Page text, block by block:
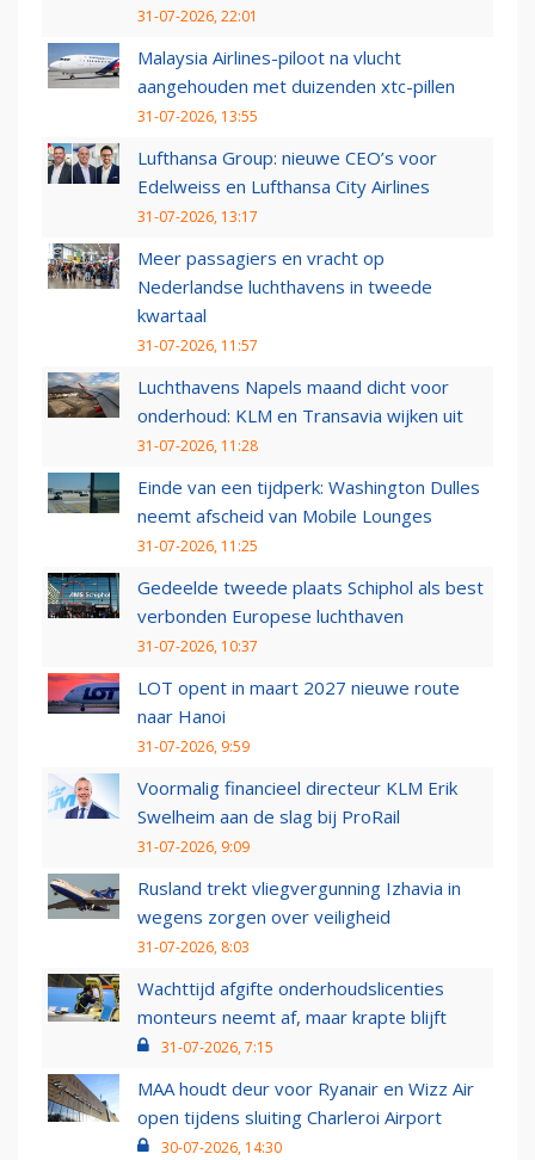
31-07-2026, 22:01
Malaysia Airlines-piloot na vlucht
aangehouden met duizenden xtc-pillen
31-07-2026, 13:55
Lufthansa Group: nieuwe CEO’s voor
Edelweiss en Lufthansa City Airlines
31-07-2026, 13:17
Meer passagiers en vracht op
Nederlandse luchthavens in tweede
kwartaal
31-07-2026, 11:57
Luchthavens Napels maand dicht voor
onderhoud: KLM en Transavia wijken uit
31-07-2026, 11:28
Einde van een tijdperk: Washington Dulles
neemt afscheid van Mobile Lounges
31-07-2026, 11:25
Gedeelde tweede plaats Schiphol als best
verbonden Europese luchthaven
31-07-2026, 10:37
LOT opent in maart 2027 nieuwe route
naar Hanoi
31-07-2026, 9:59
Voormalig financieel directeur KLM Erik
Swelheim aan de slag bij ProRail
31-07-2026, 9:09
Rusland trekt vliegvergunning Izhavia in
wegens zorgen over veiligheid
31-07-2026, 8:03
Wachttijd afgifte onderhoudslicenties
monteurs neemt af, maar krapte blijft
31-07-2026, 7:15
MAA houdt deur voor Ryanair en Wizz Air
open tijdens sluiting Charleroi Airport
30-07-2026, 14:30